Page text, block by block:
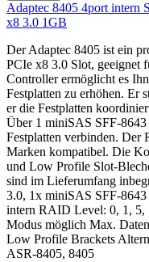
Adaptec 8405 4port
x8 3.0 1GB
Der Adaptec 8405 ist ein
PCIe x8 3.0 Slot, geeignet
Controller ermöglicht es
Festplatten zu erhöhen. Er
er die Festplatten
Über 1 miniSAS SFF-
Festplatten verbinden.
Marken kompatibel. Die
und Low Profile Slot-
sind im Lieferumfang
3.0, 1x miniSAS SFF-
intern RAID Level: 0, 1,
Modus möglich Max.
Low Profile Brackets
ASR-8405, 8405